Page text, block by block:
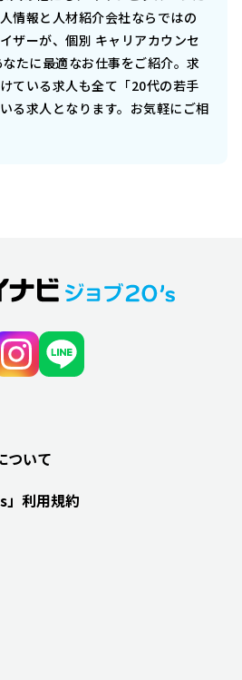
情報と人材紹介会社ならではの
ザーが、個別 キャリアカウンセ
たに最適なお仕事をご紹介。求
ている求人も全て「20代の若手
る求人となります。お気軽にご相
ついて
」利用規約